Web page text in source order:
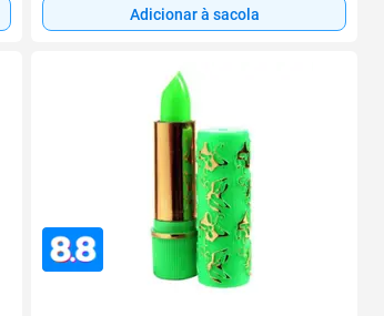
Adicionar à sacola